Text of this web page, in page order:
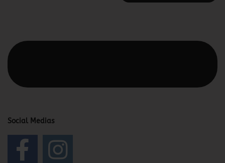
Social Medias